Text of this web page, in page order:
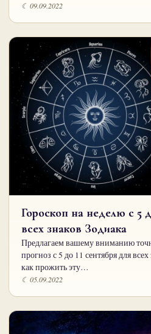
☾ 09.09.2022
Гороскоп на неделю с 5
всех знаков Зодиака
Предлагаем вашему вниманию
прогноз с 5 до 11 сентября для
как прожить эту…
☾ 05.09.2022